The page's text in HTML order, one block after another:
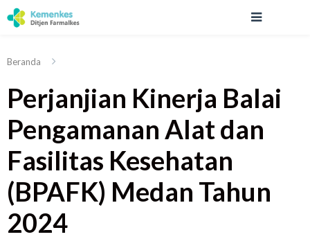
Beranda
Perjanjian Kinerja Balai
Pengamanan Alat dan
Fasilitas Kesehatan
(BPAFK) Medan Tahun
2024